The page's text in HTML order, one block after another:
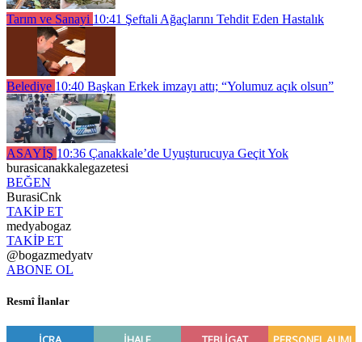
Tarım ve Sanayi 10:41 Şeftali Ağaçlarını Tehdit Eden Hastalık
Belediye 10:40 Başkan Erkek imzayı attı; “Yolumuz açık olsun”
ASAYİŞ 10:36 Çanakkale’de Uyuşturucuya Geçit Yok
burasicanakkalegazetesi
BEĞEN
BurasiCnk
TAKİP ET
medyabogaz
TAKİP ET
@bogazmedyatv
ABONE OL
Resmî İlanlar